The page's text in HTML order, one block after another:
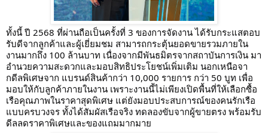
ทั้งนี้ ปี 2568 ที่ผ่านถือเป็นครั้งที่ 3 ของการจัดงาน ได้รับกระแสตอบ
รับดีจากลูกค้าและผู้เยี่ยมชม สามารถกระตุ้นยอดขายรวมภายใน
งานมากถึง 100 ล้านบาท เนื่องจากมีพันธมิตรจากสถาบันการเงิน มา
อำนวยความสะดวกและมอบสิทธิประโยชน์เพิ่มเติม นอกเหนือจา
กดีลพิเศษจาก แบรนด์สินค้ากว่า 10,000 รายการ กว่า 50 บูท เพื่อ
มอบให้กับลูกค้าภายในงาน เพราะงานนี้ไม่เพียงเปิดพื้นที่ให้เลือกซื้อ
เรือคุณภาพในราคาสุดพิเศษ แต่ยังมอบประสบการณ์ของคนรักเรือ
แบบครบวงจร ทั้งได้สัมผัสเรือจริง ทดลองขับจากผู้ขายตรง พร้อมรับ
ดีลลดราคาพิเศษและของแถมมากมาย